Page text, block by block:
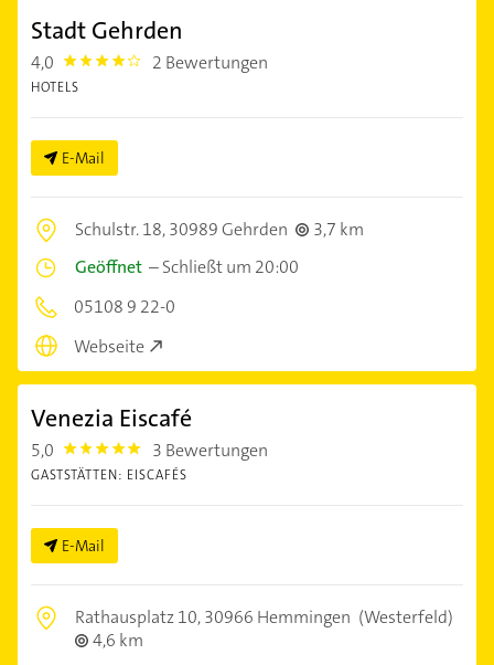
Stadt Gehrden
4,0 4.0 2 Bewertungen
HOTELS
E-Mail
Schulstr. 18,30989 Gehrden
3,7 km
Geöffnet –Schließt um 20:00
05108 9 22-0
Webseite
Venezia Eiscafé
5,0 5.0 3 Bewertungen
GASTSTÄTTEN: EISCAFÉS
E-Mail
Rathausplatz 10,30966 Hemmingen (Westerfeld)
4,6 km